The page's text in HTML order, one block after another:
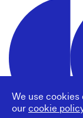
We use cookies
our cookie